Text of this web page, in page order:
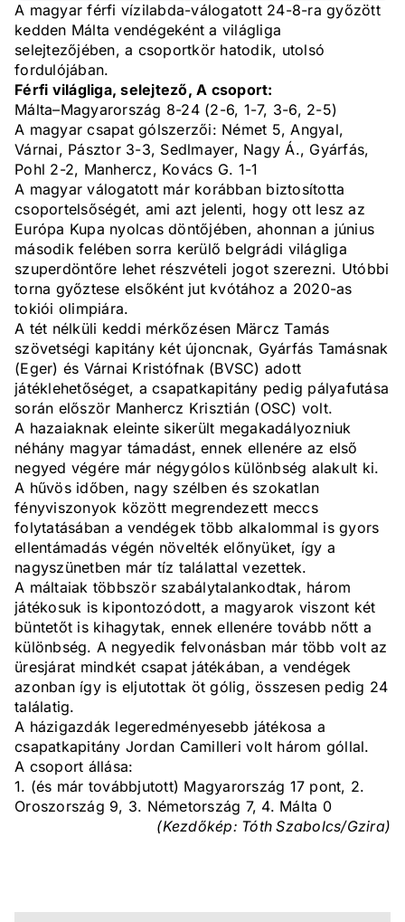
A magyar férfi vízilabda-válogatott 24-8-ra győzött
kedden Málta vendégeként a világliga
selejtezőjében, a csoportkör hatodik, utolsó
fordulójában.
Férfi világliga, selejtező, A csoport:
Málta–Magyarország 8-24 (2-6, 1-7, 3-6, 2-5)
A magyar csapat gólszerzői: Német 5, Angyal,
Várnai, Pásztor 3-3, Sedlmayer, Nagy Á., Gyárfás,
Pohl 2-2, Manhercz, Kovács G. 1-1
A magyar válogatott már korábban biztosította
csoportelsőségét, ami azt jelenti, hogy ott lesz az
Európa Kupa nyolcas döntőjében, ahonnan a június
második felében sorra kerülő belgrádi világliga
szuperdöntőre lehet részvételi jogot szerezni. Utóbbi
torna győztese elsőként jut kvótához a 2020-as
tokiói olimpiára.
A tét nélküli keddi mérkőzésen Märcz Tamás
szövetségi kapitány két újoncnak, Gyárfás Tamásnak
(Eger) és Várnai Kristófnak (BVSC) adott
játéklehetőséget, a csapatkapitány pedig pályafutása
során először Manhercz Krisztián (OSC) volt.
A hazaiaknak eleinte sikerült megakadályozniuk
néhány magyar támadást, ennek ellenére az első
negyed végére már négygólos különbség alakult ki.
A hűvös időben, nagy szélben és szokatlan
fényviszonyok között megrendezett meccs
folytatásában a vendégek több alkalommal is gyors
ellentámadás végén növelték előnyüket, így a
nagyszünetben már tíz találattal vezettek.
A máltaiak többször szabálytalankodtak, három
játékosuk is kipontozódott, a magyarok viszont két
büntetőt is kihagytak, ennek ellenére tovább nőtt a
különbség. A negyedik felvonásban már több volt az
üresjárat mindkét csapat játékában, a vendégek
azonban így is eljutottak öt gólig, összesen pedig 24
találatig.
A házigazdák legeredményesebb játékosa a
csapatkapitány Jordan Camilleri volt három góllal.
A csoport állása:
1. (és már továbbjutott) Magyarország 17 pont, 2.
Oroszország 9, 3. Németország 7, 4. Málta 0
(Kezdőkép: Tóth Szabolcs/Gzira)